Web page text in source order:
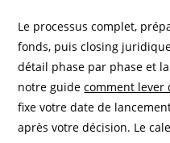
Le processus complet,
fonds, puis closing
détail phase par phase et
notre guidecomment lever
fixe votre date de
après votre décision. Le